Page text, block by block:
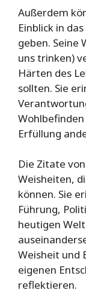
Außerdem
Einblick in
geben. Seine
uns trinken)
Härten des
sollten. Sie
Erfüllung
Die Zitate
Weisheiten,
können. Sie
Führung,
heutigen
Weisheit und
eigenen
reflektieren.